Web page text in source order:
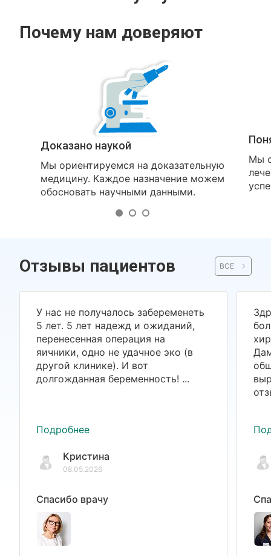
Почему нам доверяют
Доказано наукой
Мы ориентируемся на доказательную
медицину. Каждое назначение можем
обосновать научными данными.
Мы
Отзывы пациентов ВСЕ
У нас не получалось забеременеть
5 лет. 5 лет надежд и ожиданий,
перенесенная операция на
яичники, одно не удачное эко (в
другой клинике). И вот
долгожданная беременность! ...
Подробнее
Кристина
08.05.2026
Спасибо врачу